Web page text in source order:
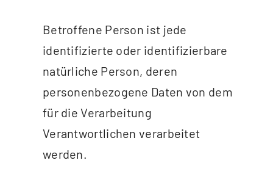
Betroffene Person ist jede
identifizierte oder identifizierbare
natürliche Person, deren
personenbezogene Daten von dem
für die Verarbeitung
Verantwortlichen verarbeitet
werden.